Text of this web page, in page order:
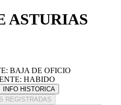
ASTURIAS
BAJA DE OFICIO
HABIDO
INFO HISTORICA
REGISTRADAS